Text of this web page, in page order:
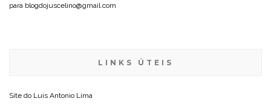
para blogdojuscelino@gmail.com
LINKS ÚTEIS
Site do Luis Antonio Lima